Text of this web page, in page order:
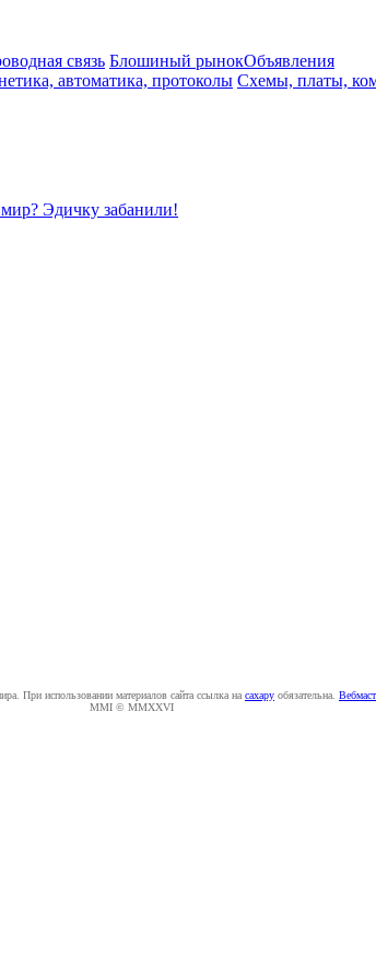
связь Блошиный рынокОбъявления
автоматика, протоколы Схемы, платы,
мир? Эдичку забанили!
При использовании материалов сайта ссылка на caxapу обязательна.
MMI © MMXXVI